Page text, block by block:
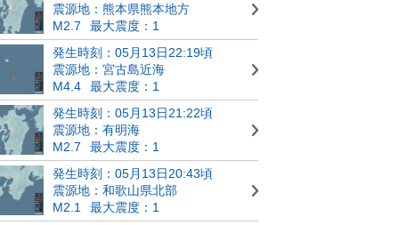
震源地：熊本県熊本地方
M2.7
最大震度：1
発生時刻：05月13日22:19頃
震源地：宮古島近海
M4.4
最大震度：1
発生時刻：05月13日21:22頃
震源地：有明海
M2.7
最大震度：1
発生時刻：05月13日20:43頃
震源地：和歌山県北部
M2.1
最大震度：1